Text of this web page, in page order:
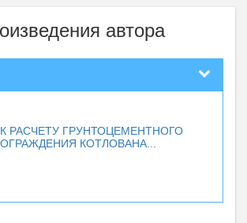
автора
К РАСЧЕТУ ГРУНТОЦЕМЕНТНОГО
ОГРАЖДЕНИЯ КОТЛОВАНА...